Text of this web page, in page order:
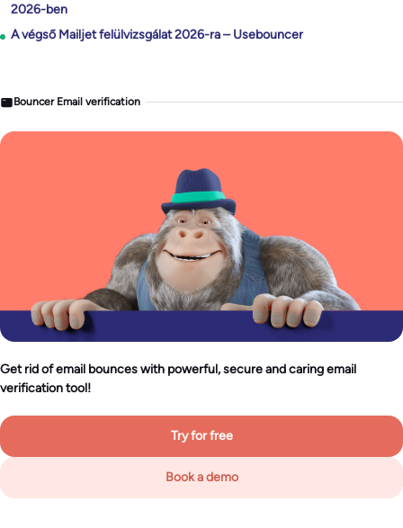
2026-ben
A végső Mailjet felülvizsgálat 2026-ra – Usebouncer
Bouncer Email verification
Get rid of email bounces with powerful, secure and caring email
verification tool!
Try for free
Book a demo